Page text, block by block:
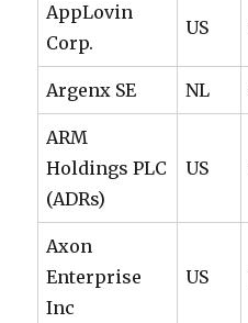
AppLovin
Corp.
US
Argenx SE NL
ARM
Holdings PLC
(ADRs)
US
Axon
Enterprise
Inc
US